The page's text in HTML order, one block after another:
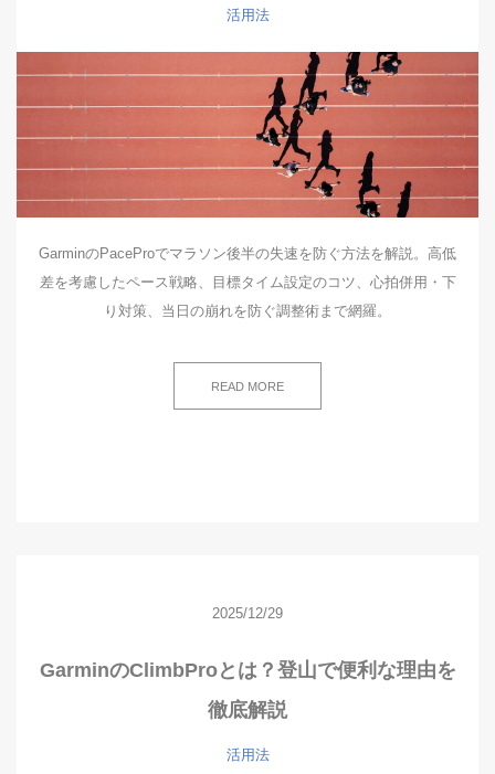
活用法
GarminのPaceProでマラソン後半の失速を防ぐ方法を解説。高低
差を考慮したペース戦略、目標タイム設定のコツ、心拍併用・下
り対策、当日の崩れを防ぐ調整術まで網羅。
READ MORE
2025/12/29
GarminのClimbProとは？登山で便利な理由を
徹底解説
活用法